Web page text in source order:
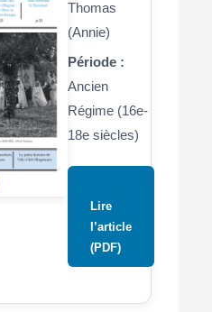
Thomas
(Annie)
Période :
Ancien
Régime (16e-
18e siècles)
Lire
l’article
(PDF)